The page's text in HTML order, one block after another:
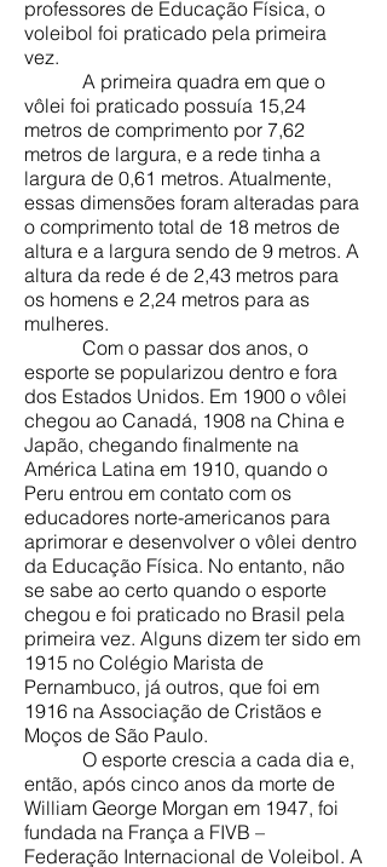
professores de Educação Física, o
voleibol foi praticado pela primeira
vez.
A primeira quadra em que o
vôlei foi praticado possuía 15,24
metros de comprimento por 7,62
metros de largura, e a rede tinha a
largura de 0,61 metros. Atualmente,
essas dimensões foram alteradas para
o comprimento total de 18 metros de
altura e a largura sendo de 9 metros. A
altura da rede é de 2,43 metros para
os homens e 2,24 metros para as
mulheres.
Com o passar dos anos, o
esporte se popularizou dentro e fora
dos Estados Unidos. Em 1900 o vôlei
chegou ao Canadá, 1908 na China e
Japão, chegando finalmente na
América Latina em 1910, quando o
Peru entrou em contato com os
educadores norte-americanos para
aprimorar e desenvolver o vôlei dentro
da Educação Física. No entanto, não
se sabe ao certo quando o esporte
chegou e foi praticado no Brasil pela
primeira vez. Alguns dizem ter sido em
1915 no Colégio Marista de
Pernambuco, já outros, que foi em
1916 na Associação de Cristãos e
Moços de São Paulo.
O esporte crescia a cada dia e,
então, após cinco anos da morte de
William George Morgan em 1947, foi
fundada na França a FIVB –
Federação Internacional de Voleibol. A